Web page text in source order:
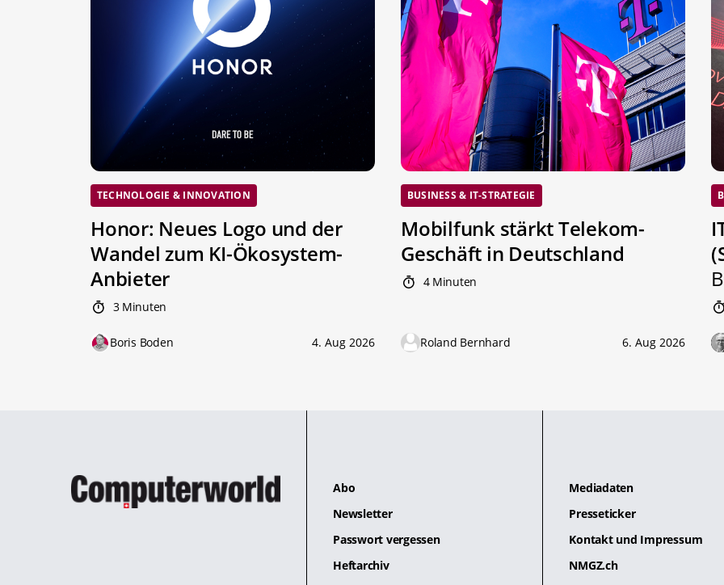
TECHNOLOGIE & INNOVATION
Honor: Neues Logo und der
Wandel zum KI-Ökosystem-
Anbieter
3 Minuten
Boris Boden 4. Aug 2026
BUSINESS & IT-STRATEGIE
Mobilfunk stärkt Telekom-
Geschäft in Deutschland
4 Minuten
Roland Bernhard 6. Aug 2026
Abo
Newsletter
Passwort vergessen
Heftarchiv
Mediadaten
Presseticker
Kontakt und Impressum
NMGZ.ch